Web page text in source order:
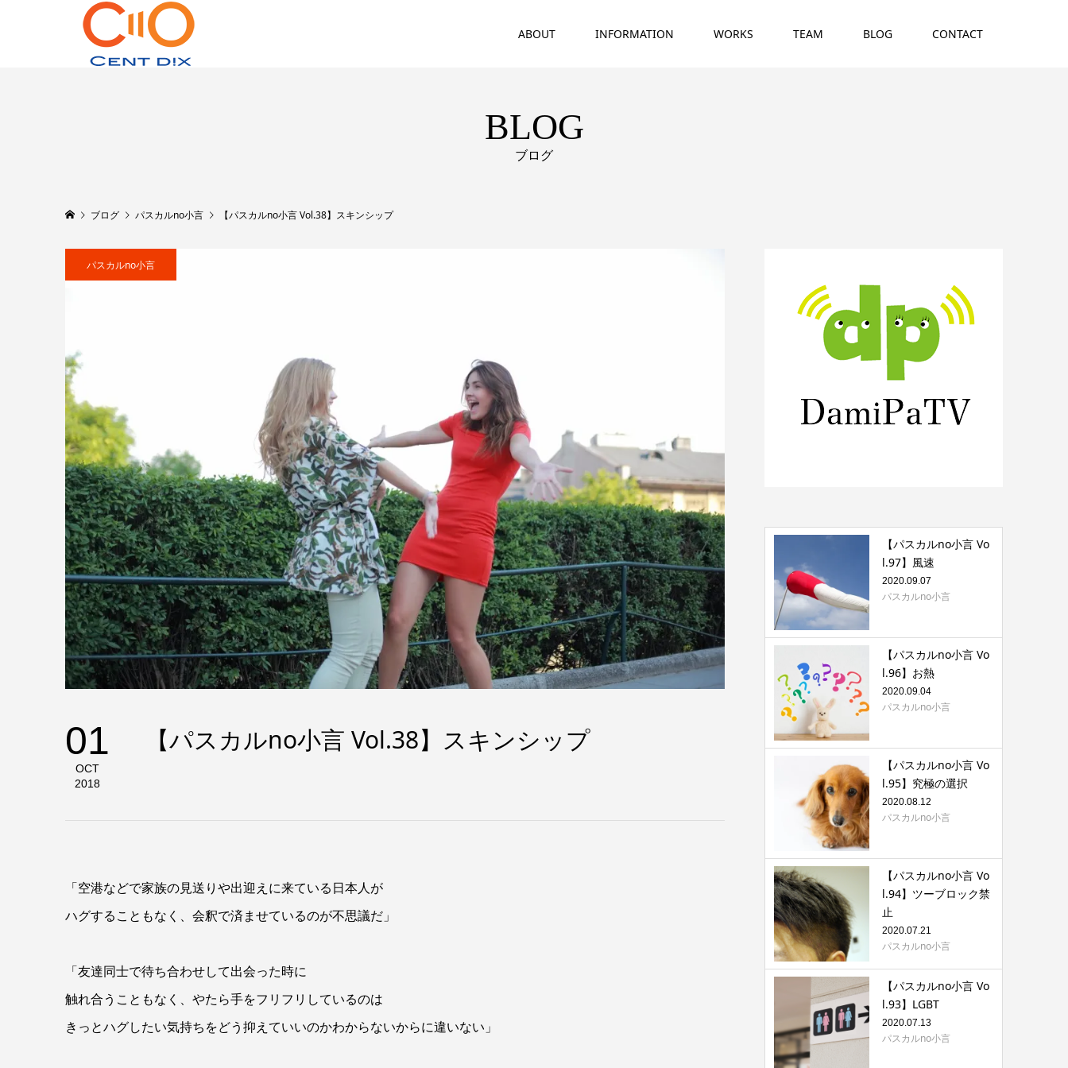
ABOUT INFORMATION WORKS TEAM BLOG CONTACT
BLOG
ブログ
ブログ パスカルno小言 【パスカルno小言 Vol.38】スキンシップ
パスカルno小言
01
OCT
2018
【パスカルno小言 Vol.38】スキンシップ
「空港などで家族の見送りや出迎えに来ている日本人が
ハグすることもなく、会釈で済ませているのが不思議だ」
「友達同士で待ち合わせして出会った時に
触れ合うこともなく、やたら手をフリフリしているのは
きっとハグしたい気持ちをどう抑えていいのかわからないからに違いない」
【パスカルno小言 Vo
l.97】風速
2020.09.07
パスカルno小言
【パスカルno小言 Vo
l.96】お熱
2020.09.04
パスカルno小言
【パスカルno小言 Vo
l.95】究極の選択
2020.08.12
パスカルno小言
【パスカルno小言 Vo
l.94】ツーブロック禁
止
2020.07.21
パスカルno小言
【パスカルno小言 Vo
l.93】LGBT
2020.07.13
パスカルno小言